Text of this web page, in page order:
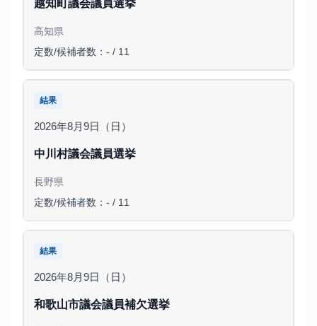
越知町議会議員選挙
高知県
定数/候補者数：- / 11
結果
2026年8月9日（日）
中川村議会議員選挙
長野県
定数/候補者数：- / 11
結果
2026年8月9日（日）
和歌山市議会議員補欠選挙